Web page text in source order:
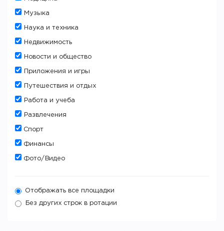
Музыка
Наука и техника
Недвижимость
Новости и общество
Приложения и игры
Путешествия и отдых
Работа и учеба
Развлечения
Спорт
Финансы
Фото/Видео
Отображать все площадки
Без других строк в ротации